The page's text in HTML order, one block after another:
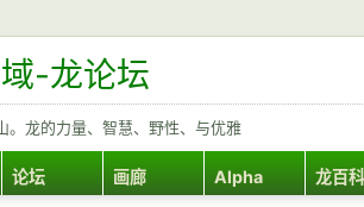
-龙论坛
。龙的力量、智慧、野性、与优雅
论坛 画廊 Alpha 龙百科